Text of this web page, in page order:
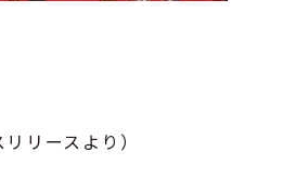
リースより）